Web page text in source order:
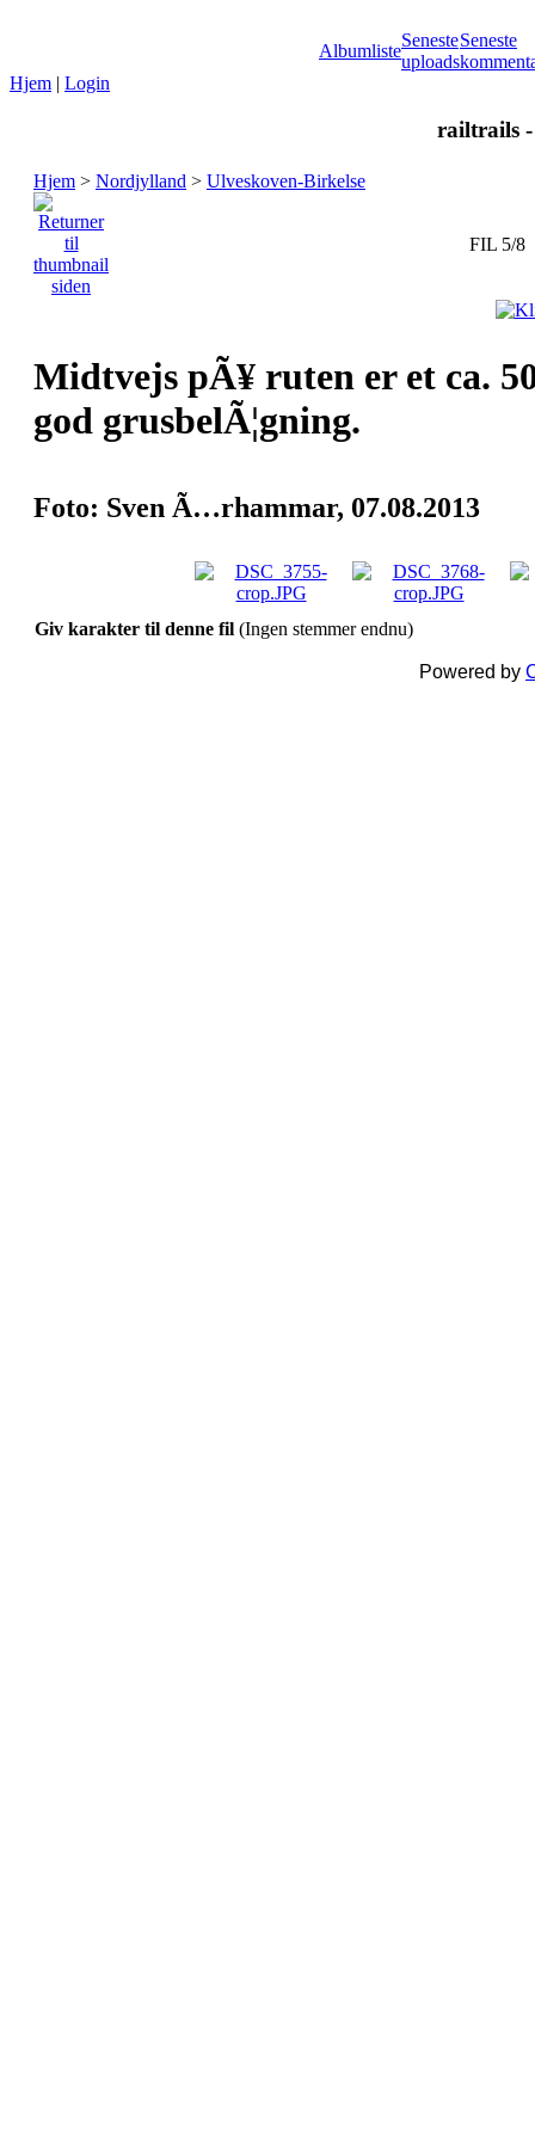
Albumliste
Seneste
uploads
Seneste
Hjem | Login
railtrails
Hjem > Nordjylland > Ulveskoven-Birkelse
FIL 5/8
Midtvejs pÃ¥ ruten er et ca.
god grusbelÃ¦gning.
Foto: Sven Ã…rhammar, 07.08.2013
Giv karakter til denne fil (Ingen stemmer endnu)
Powered by